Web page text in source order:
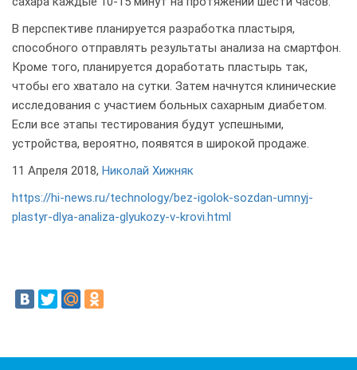
В перспективе планируется разработка пластыря,
способного отправлять результаты анализа на смартфон.
Кроме того, планируется доработать пластырь так,
чтобы его хватало на сутки. Затем начнутся клинические
исследования с участием больных сахарным диабетом.
Если все этапы тестирования будут успешными,
устройства, вероятно, появятся в широкой продаже.
11 Апреля 2018, Николай Хижняк
https://hi-news.ru/technology/bez-igolok-sozdan-umnyj-
plastyr-dlya-analiza-glyukozy-v-krovi.html